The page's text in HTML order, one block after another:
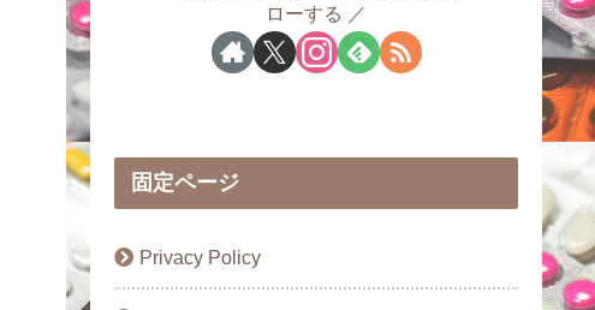
ローする
固定ページ
Privacy Policy